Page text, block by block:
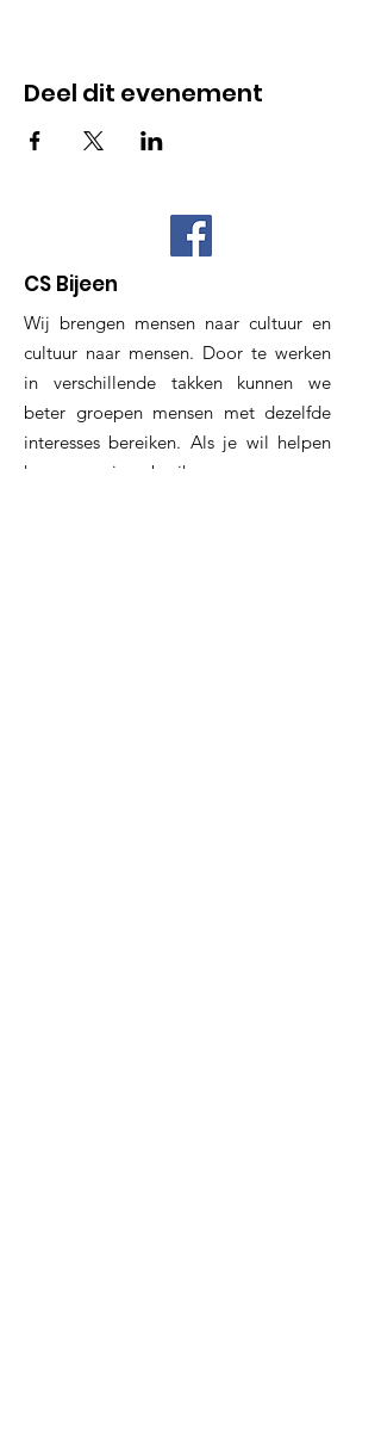
Deel dit evenement
CS Bijeen
Wij brengen mensen naar cultuur en
cultuur naar mensen. Door te werken
in verschillende takken kunnen we
beter groepen mensen met dezelfde
interesses bereiken. Als je wil helpen
kunnen we je gebruiken.